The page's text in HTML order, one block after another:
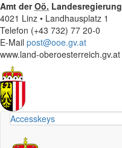
Amt derOö. Landesregierung
4021 Linz • Landhausplatz 1
Telefon (+43 732) 77 20-0
E-Mail post@ooe.gv.at
www.land-oberoesterreich.gv.at
Accesskeys